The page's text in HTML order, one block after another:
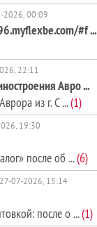
2026, 00:09
#f ...
22:11
Авро ...
из г. С ...(1)
19:30
после об ...(6)
27-07-2026, 15:14
после о ...(1)